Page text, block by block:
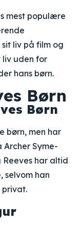
mest populære
liv på film og
liv uden for
hans børn.
Børn
Børn
børn, men har
Syme-
Reeves har altid
selvom han
privat.